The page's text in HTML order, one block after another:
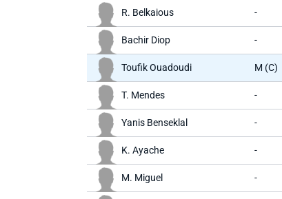
R. Belkaious -
Bachir Diop -
Toufik Ouadoudi M (C)
T. Mendes -
Yanis Benseklal -
K. Ayache -
M. Miguel -